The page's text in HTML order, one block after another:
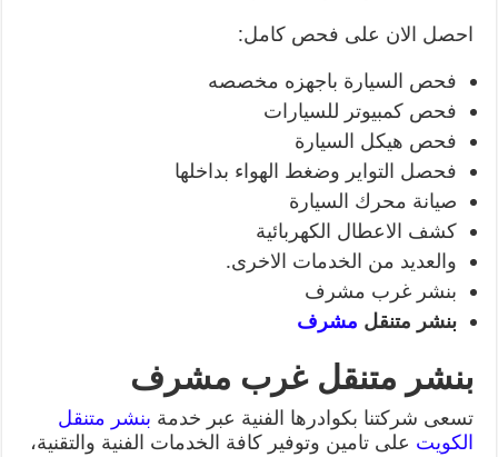
احصل الان على فحص كامل:
فحص السيارة باجهزه مخصصه
فحص كمبيوتر للسيارات
فحص هيكل السيارة
فحصل التواير وضغط الهواء بداخلها
صيانة محرك السيارة
كشف الاعطال الكهربائية
والعديد من الخدمات الاخرى.
بنشر غرب مشرف
بنشر متنقل مشرف
بنشر متنقل غرب مشرف
تسعى شركتنا بكوادرها الفنية عبر خدمة بنشر متنقل
الكويت على تامين وتوفير كافة الخدمات الفنية والتقنية،